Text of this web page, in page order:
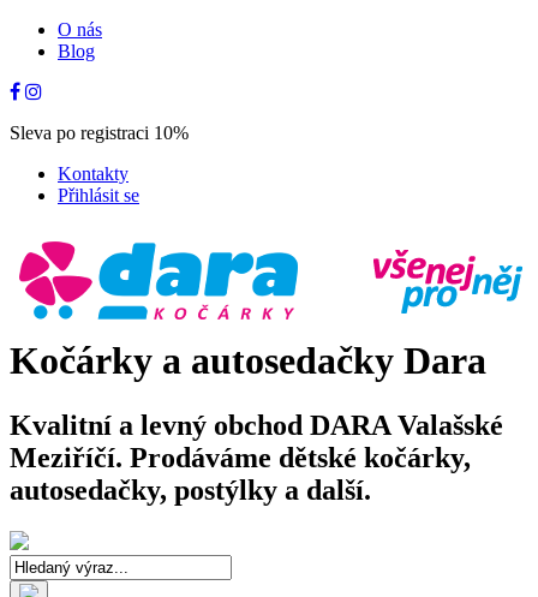
O nás
Blog
Sleva po registraci 10%
Kontakty
Přihlásit se
Kočárky a autosedačky Dara
Kvalitní a levný obchod DARA Valašské
Meziříčí. Prodáváme dětské kočárky,
autosedačky, postýlky a další.